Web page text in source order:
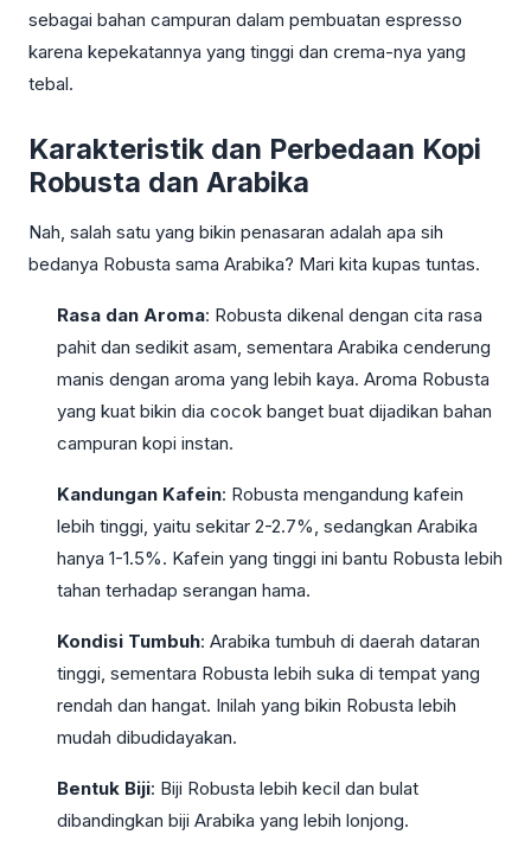
sebagai bahan campuran dalam pembuatan espresso
karena kepekatannya yang tinggi dan crema-nya yang
tebal.
Karakteristik dan Perbedaan Kopi
Robusta dan Arabika
Nah, salah satu yang bikin penasaran adalah apa sih
bedanya Robusta sama Arabika? Mari kita kupas tuntas.
Rasa dan Aroma: Robusta dikenal dengan cita rasa
pahit dan sedikit asam, sementara Arabika cenderung
manis dengan aroma yang lebih kaya. Aroma Robusta
yang kuat bikin dia cocok banget buat dijadikan bahan
campuran kopi instan.
Kandungan Kafein: Robusta mengandung kafein
lebih tinggi, yaitu sekitar 2-2.7%, sedangkan Arabika
hanya 1-1.5%. Kafein yang tinggi ini bantu Robusta lebih
tahan terhadap serangan hama.
Kondisi Tumbuh: Arabika tumbuh di daerah dataran
tinggi, sementara Robusta lebih suka di tempat yang
rendah dan hangat. Inilah yang bikin Robusta lebih
mudah dibudidayakan.
Bentuk Biji: Biji Robusta lebih kecil dan bulat
dibandingkan biji Arabika yang lebih lonjong.